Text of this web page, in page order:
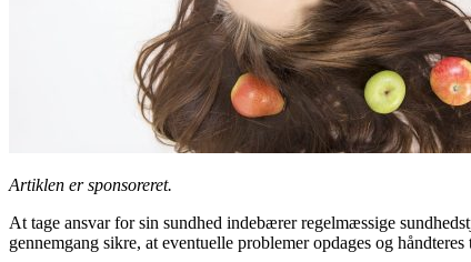
Artiklen er sponsoreret.
At tage ansvar for sin sundhed indebærer regelmæssige
gennemgang sikre, at eventuelle problemer opdages og